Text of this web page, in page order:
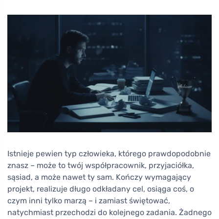
Istnieje pewien typ człowieka, którego prawdopodobnie
znasz – może to twój współpracownik, przyjaciółka,
sąsiad, a może nawet ty sam. Kończy wymagający
projekt, realizuje długo odkładany cel, osiąga coś, o
czym inni tylko marzą – i zamiast świętować,
natychmiast przechodzi do kolejnego zadania. Żadnego